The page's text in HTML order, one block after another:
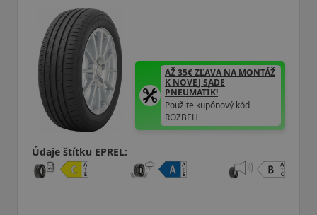
AŽ 35€ ZĽAVA NA MONTÁŽ
K NOVEJ SADE
PNEUMATÍK!
Použite kupónový kód
ROZBEH
Údaje štítku EPREL: